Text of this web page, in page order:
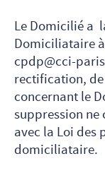
Le Domicilié a
Domiciliataire
cpdp@cci-
rectification,
concernant le
suppression
avec la Loi des
domiciliataire.